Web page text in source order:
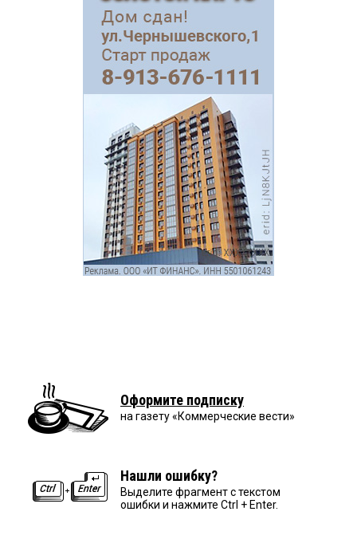
Оформите подписку
на газету «Коммерческие вести»
Нашли ошибку?
Выделите фрагмент с текстом
ошибки и нажмите Ctrl + Enter.